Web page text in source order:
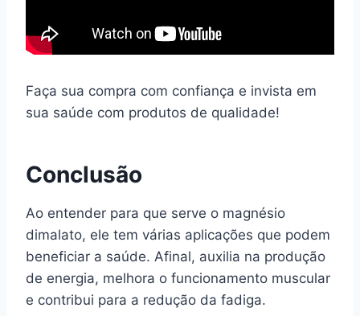
Faça sua compra com confiança e invista em
sua saúde com produtos de qualidade!
Conclusão
Ao entender para que serve o magnésio
dimalato, ele tem várias aplicações que podem
beneficiar a saúde. Afinal, auxilia na produção
de energia, melhora o funcionamento muscular
e contribui para a redução da fadiga.